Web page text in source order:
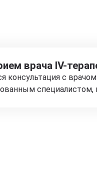
врача IV-
консультация с